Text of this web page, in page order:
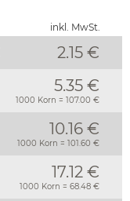
inkl. MwSt.
2.15 €
5.35 €
1000 Korn = 107.00 €
10.16 €
1000 Korn = 101.60 €
17.12 €
1000 Korn = 68.48 €